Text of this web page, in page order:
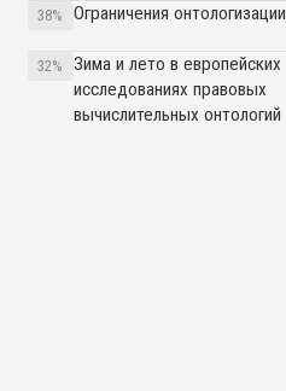
38% Ограничения онтологизации
32%
Зима и лето в европейских
исследованиях правовых
вычислительных онтологий